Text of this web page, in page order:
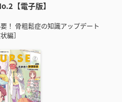
【電子版】
！ 骨粗鬆症の知識アップデート
編］